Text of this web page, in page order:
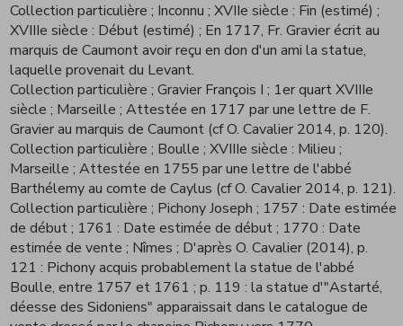
Collection particulière; Inconnu; XVIIe siècle : Fin (estimé);
XVIIIe siècle : Début (estimé); En 1717, Fr. Gravier écrit au
marquis de Caumont avoir reçu en don d'un ami la statue,
laquelle provenait du Levant.
Collection particulière; Gravier François I; 1er quart XVIIIe
siècle; Marseille; Attestée en 1717 par une lettre de F.
Gravier au marquis de Caumont (cf O. Cavalier 2014, p. 120).
Collection particulière; Boulle; XVIIIe siècle : Milieu;
Marseille; Attestée en 1755 par une lettre de l'abbé
Barthélemy au comte de Caylus (cf O. Cavalier 2014, p. 121).
Collection particulière; Pichony Joseph; 1757 : Date estimée
de début; 1761 : Date estimée de début; 1770 : Date
estimée de vente; Nîmes; D'après O. Cavalier (2014), p.
121 : Pichony acquis probablement la statue de l'abbé
Boulle, entre 1757 et 1761 ; p. 119 : la statue d'"Astarté,
déesse des Sidoniens" apparaissait dans le catalogue de